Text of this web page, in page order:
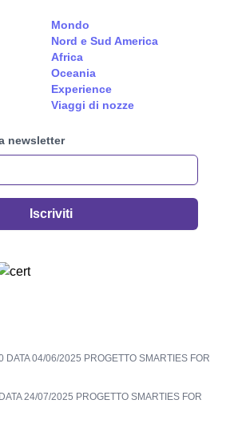
Mondo
Nord e Sud America
Africa
Oceania
Experience
Viaggi di nozze
newsletter
Iscriviti
DATA 04/06/2025 PROGETTO SMARTIES FOR
24/07/2025 PROGETTO SMARTIES FOR